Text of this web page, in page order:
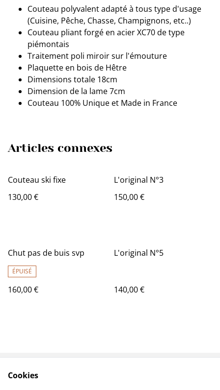
Couteau polyvalent adapté à tous type d'usage
(Cuisine, Pêche, Chasse, Champignons, etc..)
Couteau pliant forgé en acier XC70 de type
piémontais
Traitement poli miroir sur l'émouture
Plaquette en bois de Hêtre
Dimensions totale 18cm
Dimension de la lame 7cm
Couteau 100% Unique et Made in France
Articles connexes
Couteau ski fixe
130,00 €
L'original N°3
150,00 €
Chut pas de buis svp
ÉPUISÉ
160,00 €
L'original N°5
140,00 €
Cookies